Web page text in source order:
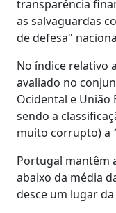
transparência
as salvaguardas
de defesa"
No índice relativo
avaliado no
Ocidental e União
sendo a
muito corrupto) a
Portugal mantêm
abaixo da média
desce um lugar da